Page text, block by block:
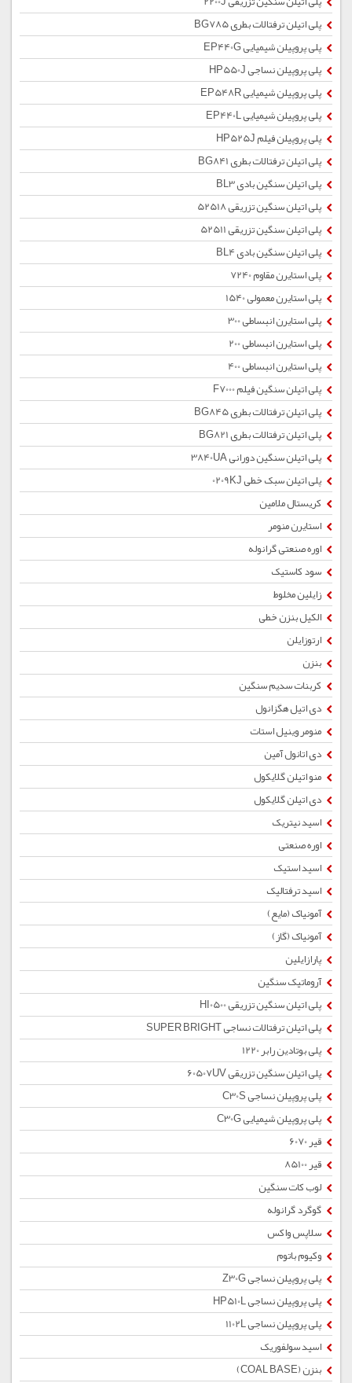
پلی اتیلن ترفتالات بطری BG785
پلی پروپیلن شیمیایی EP440G
پلی پروپیلن نساجی HP550J
پلی پروپیلن شیمیایی EP548R
پلی پروپیلن شیمیایی EP440L
پلی پروپیلن فیلم HP525J
پلی اتیلن ترفتالات بطری BG841
پلی اتیلن سنگین بادی BL3
پلی اتیلن سنگین تزریقی 52518
پلی اتیلن سنگین تزریقی 52511
پلی اتیلن سنگین بادی BL4
پلی استایرن مقاوم 7240
پلی استایرن معمولی 1540
پلی استایرن انبساطی 300
پلی استایرن انبساطی 200
پلی استایرن انبساطی 400
پلی اتیلن سنگین فیلم F7000
پلی اتیلن ترفتالات بطری BG845
پلی اتیلن ترفتالات بطری BG821
پلی اتیلن سنگین دورانی 3840UA
پلی اتیلن سبک خطی 0209KJ
کریستال ملامین
استایرن منومر
اوره صنعتی گرانوله
سود کاستیک
زایلین مخلوط
الکیل بنزن خطی
ارتوزایلن
بنزن
کربنات سدیم سنگین
دی اتیل هگزانول
منومر وینیل استات
دی اتانول آمین
منو اتیلن گلایکول
دی اتیلن گلایکول
اسید نیتریک
اوره صنعتی
اسید استیک
اسید ترفتالیک
آمونیاک (مایع)
آمونیاک (گاز)
پارازایلین
آروماتیک سنگین
پلی اتیلن سنگین تزریقی HI0500
پلی اتیلن ترفتالات نساجی SUPER BRIGHT
پلی بوتادین رابر 1220
پلی اتیلن سنگین تزریقی 60507UV
پلی پروپیلن نساجی C30S
پلی پروپیلن شیمیایی C30G
قیر 6070
قیر 85100
لوب کات سنگین
گوگرد گرانوله
سلاپس واکس
وکیوم باتوم
پلی پروپیلن نساجی Z30G
پلی پروپیلن نساجی HP510L
پلی پروپیلن نساجی 1102L
اسید سولفوریک
بنزن (COAL BASE)